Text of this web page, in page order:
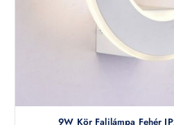
9W Kör Falilámpa Fehér